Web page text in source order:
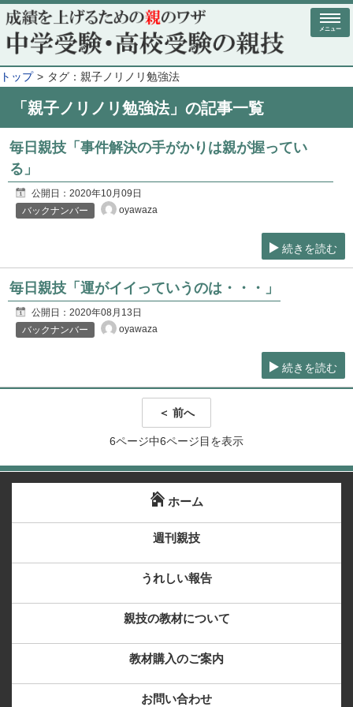
メニュー
トップ タグ：親子ノリノリ勉強法
「親子ノリノリ勉強法」の記事一覧
毎日親技「事件解決の手がかりは親が握ってい
る」
公開日： 2020年10月09日
バックナンバー
oyawaza
続きを読む
毎日親技「運がイイっていうのは・・・」
公開日： 2020年08月13日
バックナンバー
oyawaza
続きを読む
＜ 前へ
6ページ中6ページ目を表示
ホーム
週刊親技
うれしい報告
親技の教材について
教材購入のご案内
お問い合わせ